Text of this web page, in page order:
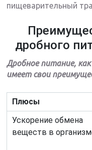
пищеварительный
дробного
Дробное питание,
имеет свои
Плюсы
Ускорение обмена
веществ в